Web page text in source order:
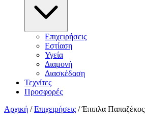
Επιχειρήσεις
Εστίαση
Υγεία
Διαμονή
Διασκέδαση
Τεχνίτες
Προσφορές
Αρχική / Επιχειρήσεις / Έπιπλα Παπαζέκος